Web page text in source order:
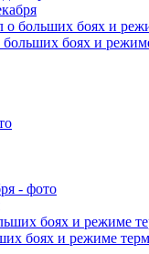
боях и
боях и режиме